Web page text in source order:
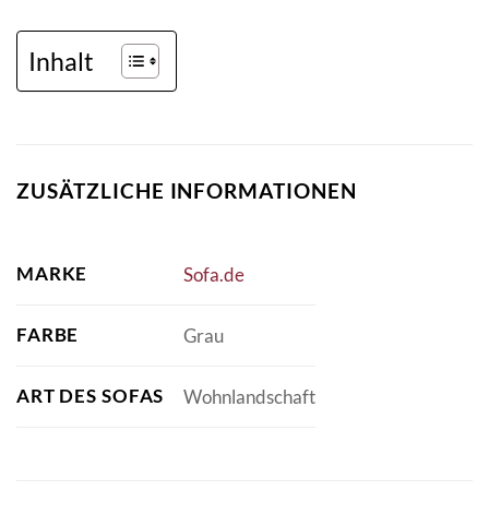
Inhalt
ZUSÄTZLICHE INFORMATIONEN
MARKE Sofa.de
FARBE Grau
ART DES SOFAS Wohnlandschaft